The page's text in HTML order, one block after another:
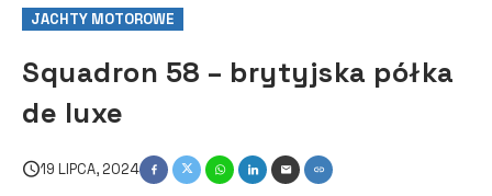
JACHTY MOTOROWE
Squadron 58 – brytyjska półka
de luxe
19 LIPCA, 2024